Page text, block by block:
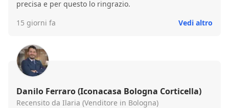
precisa e per questo lo ringrazio.
15 giorni fa
Vedi altro
Danilo Ferraro (Iconacasa Bologna Corticella)
Recensito da Ilaria (Venditore in Bologna)